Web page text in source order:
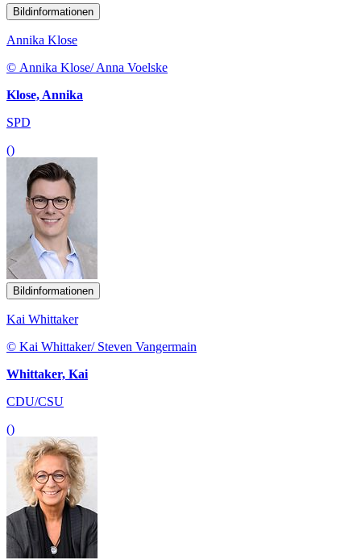
Bildinformationen
Annika Klose
© Annika Klose/ Anna Voelske
Klose, Annika
SPD
()
Bildinformationen
Kai Whittaker
© Kai Whittaker/ Steven Vangermain
Whittaker, Kai
CDU/CSU
()